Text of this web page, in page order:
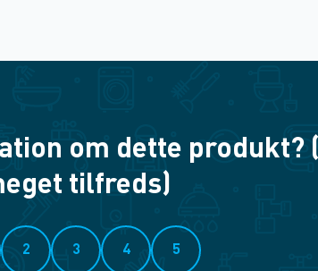
om dette produkt?
tilfreds)
2 3 4 5